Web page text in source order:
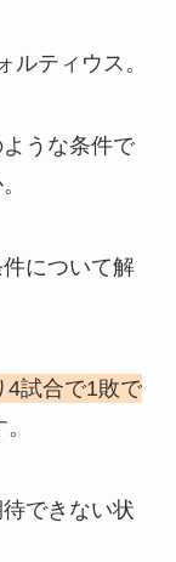
ティウス。
うな条件で
について解
4試合で1敗で
できない状